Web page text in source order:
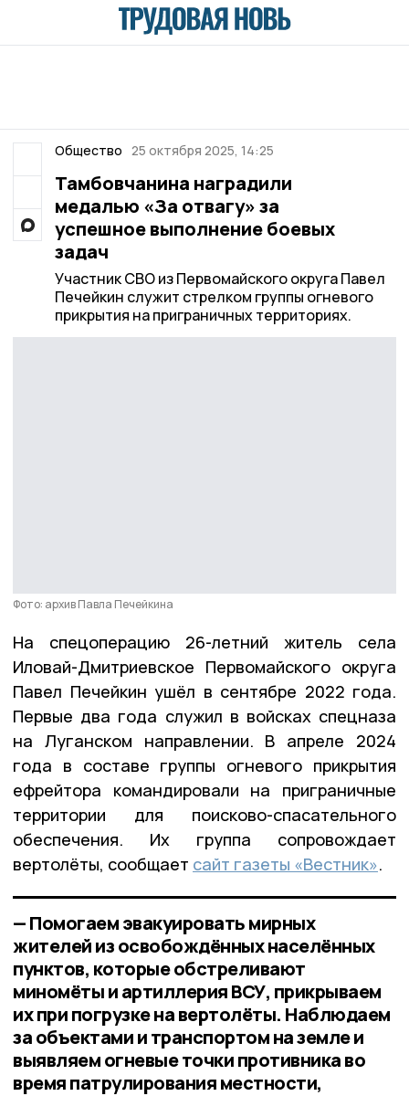
Общество 25 октября 2025, 14:25
Тамбовчанина наградили
медалью «За отвагу» за
успешное выполнение боевых
задач
Участник СВО из Первомайского округа Павел
Печейкин служит стрелком группы огневого
прикрытия на приграничных территориях.
Фото: архив Павла Печейкина
На спецоперацию 26-летний житель села
Иловай-Дмитриевское Первомайского округа
Павел Печейкин ушёл в сентябре 2022 года.
Первые два года служил в войсках спецназа
на Луганском направлении. В апреле 2024
года в составе группы огневого прикрытия
ефрейтора командировали на приграничные
территории для поисково-спасательного
обеспечения. Их группа сопровождает
вертолёты, сообщает сайт газеты «Вестник».
— Помогаем эвакуировать мирных
жителей из освобождённых населённых
пунктов, которые обстреливают
миномёты и артиллерия ВСУ, прикрываем
их при погрузке на вертолёты. Наблюдаем
за объектами и транспортом на земле и
выявляем огневые точки противника во
время патрулирования местности,